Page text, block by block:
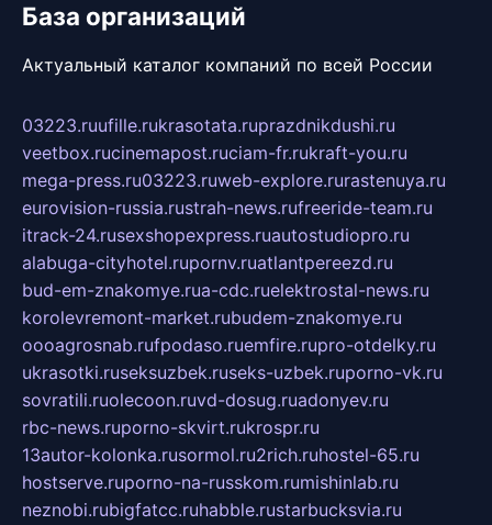
База организаций
Актуальный каталог компаний по всей России
03223.ruufille.rukrasotata.ruprazdnikdushi.ru
veetbox.rucinemapost.ruciam-fr.rukraft-you.ru
mega-press.ru03223.ruweb-explore.rurastenuya.ru
eurovision-russia.rustrah-news.rufreeride-team.ru
itrack-24.rusexshopexpress.ruautostudiopro.ru
alabuga-cityhotel.rupornv.ruatlantpereezd.ru
bud-em-znakomye.rua-cdc.ruelektrostal-news.ru
korolevremont-market.rubudem-znakomye.ru
oooagrosnab.rufpodaso.ruemfire.rupro-otdelky.ru
ukrasotki.ruseksuzbek.ruseks-uzbek.ruporno-vk.ru
sovratili.ruolecoon.ruvd-dosug.ruadonyev.ru
rbc-news.ruporno-skvirt.rukrospr.ru
13autor-kolonka.rusormol.ru2rich.ruhostel-65.ru
hostserve.ruporno-na-russkom.rumishinlab.ru
neznobi.rubigfatcc.ruhabble.rustarbucksvia.ru